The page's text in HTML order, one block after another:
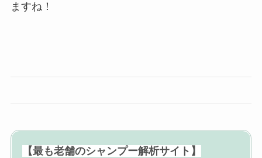
ますね！
【最も老舗のシャンプー解析サイト】